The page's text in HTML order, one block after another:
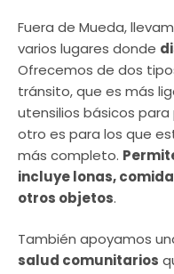
Fuera de Mueda,
varios lugares donde
Ofrecemos de dos
tránsito, que es más
utensilios básicos para
otro es para los que
más completo.
incluye lonas,
otros objetos.
También apoyamos
salud comunitarios